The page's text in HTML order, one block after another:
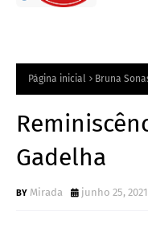
Página inicial Bruna
Gadelha
Mirada junho 25, 2021